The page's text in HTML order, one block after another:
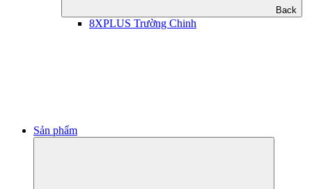
Back
8XPLUS Trường Chinh
Sản phẩm